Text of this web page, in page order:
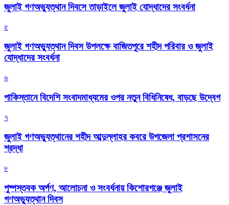
জুলাই গণঅভ্যুত্থান দিবসে তাড়াইলে জুলাই যোদ্ধাদের সংবর্ধনা
৫
জুলাই গণঅভ্যুত্থান দিবস উপলক্ষে বাজিতপুরে শহীদ পরিবার ও জুলাই
যোদ্ধাদের সংবর্ধনা
৬
পাকিস্তানে বিদেশি সংবাদমাধ্যমের ওপর নতুন বিধিনিষেধ, বাড়ছে উদ্বেগ
৭
জুলাই গণঅভ্যুত্থানের শহীদ আব্দুল্লাহর কবরে উপজেলা প্রশাসনের
শ্রদ্ধা
৮
পুষ্পস্তবক অর্পণ, আলোচনা ও সংবর্ধনায় কিশোরগঞ্জে জুলাই
গণঅভ্যুত্থান দিবস